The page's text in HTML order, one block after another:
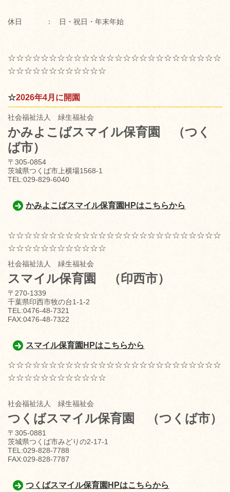
休日 ： 日・祝日・年末年始
☆☆☆☆☆☆☆☆☆☆☆☆☆☆☆☆☆☆☆☆☆☆☆☆☆☆
☆☆☆☆☆☆☆☆☆☆☆☆
☆2026年4月に開園
社会福祉法人 緑生福祉会
かみよこばスマイル保育園
（つく
ば市）
〒305-0854
茨城県つくば市上横場1568-1
TEL:029-829-6040
かみよこばスマイル保育園HPはこちらから
☆☆☆☆☆☆☆☆☆☆☆☆☆☆☆☆☆☆☆☆☆☆☆☆☆☆
☆☆☆☆☆☆☆☆☆☆☆☆
社会福祉法人 緑生福祉会
スマイル保育園 （印西市）
〒270-1339
千葉県印西市牧の台1-1-2
TEL:0476-48-7321
FAX:0476-48-7322
スマイル保育園HPはこちらから
☆☆☆☆☆☆☆☆☆☆☆☆☆☆☆☆☆☆☆☆☆☆☆☆☆☆
☆☆☆☆☆☆☆☆☆☆☆☆
社会福祉法人 緑生福祉会
つくばスマイル保育園 （つくば市）
〒305-0881
茨城県つくば市みどりの2-17-1
TEL:029-828-7788
FAX:029-828-7787
つくばスマイル保育園HPはこちらから